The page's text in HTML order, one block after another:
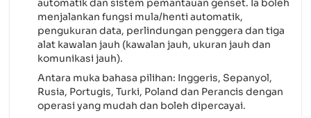
automatik dan sistem pemantauan genset. Ia boleh
menjalankan fungsi mula/henti automatik,
pengukuran data, perlindungan penggera dan tiga
alat kawalan jauh (kawalan jauh, ukuran jauh dan
komunikasi jauh).
Antara muka bahasa pilihan: Inggeris, Sepanyol,
Rusia, Portugis, Turki, Poland dan Perancis dengan
operasi yang mudah dan boleh dipercayai.